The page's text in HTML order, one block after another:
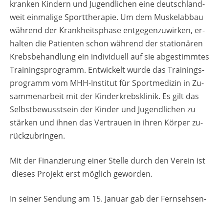
kran­ken Kin­dern und Ju­gend­li­chen eine deutsch­land­
weit ein­ma­li­ge Sport­the­ra­pie. Um dem Mus­kel­ab­bau
wäh­rend der Krank­heits­pha­se ent­ge­gen­zu­wir­ken, er­
hal­ten die Pa­ti­en­ten schon wäh­rend der sta­tio­nä­ren
Krebs­be­hand­lung ein in­di­vi­du­ell auf sie ab­ge­stimm­tes
Trai­nings­pro­gramm. Ent­wi­ckelt wurde das Trai­nings­
pro­gramm vom MHH-In­sti­tut für Sport­me­di­zin in Zu­
sam­men­ar­beit mit der Kin­der­krebs­kli­nik. Es gilt das
Selbst­be­wusst­sein der Kin­der und Ju­gend­li­chen zu
stär­ken und ihnen das Ver­trau­en in ihren Kör­per zu­
rück­zu­brin­gen.
Mit der Fi­nan­zie­rung einer Stel­le durch den Ver­ein ist
die­ses Pro­jekt erst mög­lich ge­wor­den.
In sei­ner Sen­dung am 15. Ja­nu­ar gab der Fern­seh­sen­